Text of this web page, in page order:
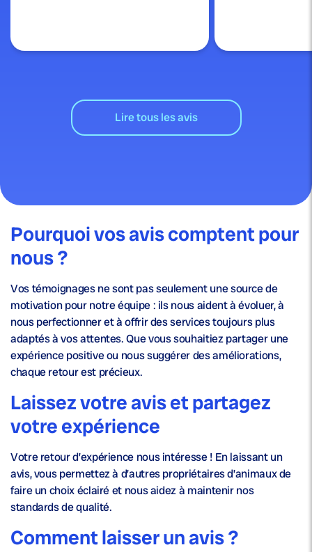
Lire tous les avis
Pourquoi vos avis comptent pour
nous ?
Vos témoignages ne sont pas seulement une source de
motivation pour notre équipe : ils nous aident à évoluer, à
nous perfectionner et à offrir des services toujours plus
adaptés à vos attentes. Que vous souhaitiez partager une
expérience positive ou nous suggérer des améliorations,
chaque retour est précieux.
Laissez votre avis et partagez
votre expérience
Votre retour d’expérience nous intéresse ! En laissant un
avis, vous permettez à d’autres propriétaires d’animaux de
faire un choix éclairé et nous aidez à maintenir nos
standards de qualité.
Comment laisser un avis ?